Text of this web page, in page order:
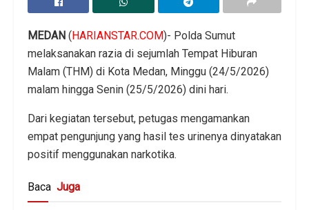
MEDAN (HARIANSTAR.COM)- Polda Sumut
melaksanakan razia di sejumlah Tempat Hiburan
Malam (THM) di Kota Medan, Minggu (24/5/2026)
malam hingga Senin (25/5/2026) dini hari.
Dari kegiatan tersebut, petugas mengamankan
empat pengunjung yang hasil tes urinenya dinyatakan
positif menggunakan narkotika.
Baca Juga